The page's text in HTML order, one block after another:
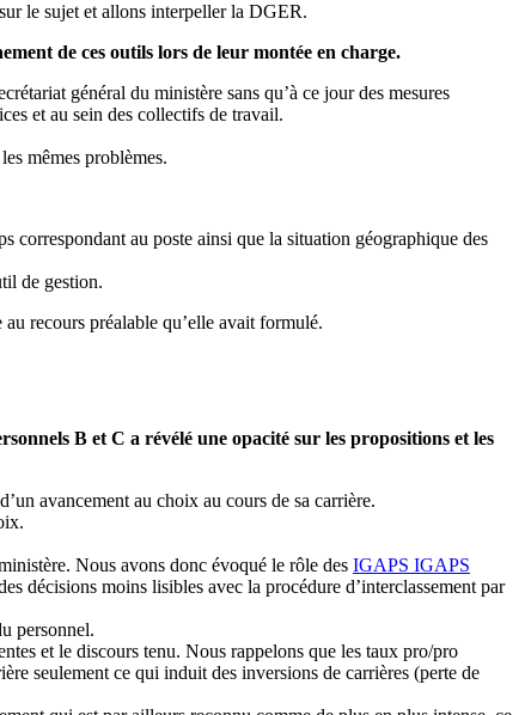
le sujet et allons interpeller la DGER.
de ces outils lors de leur montée en charge.
général du ministère sans qu’à ce jour des mesures
et au sein des collectifs de travail.
mêmes problèmes.
correspondant au poste ainsi que la situation géographique des
de gestion.
recours préalable qu’elle avait formulé.
B et C a révélé une opacité sur les propositions et les
avancement au choix au cours de sa carrière.
Nous avons donc évoqué le rôle des IGAPS IGAPS
décisions moins lisibles avec la procédure d’interclassement par
personnel.
et le discours tenu. Nous rappelons que les taux pro/pro
seulement ce qui induit des inversions de carrières (perte de